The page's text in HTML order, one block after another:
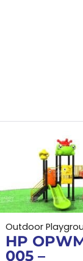
Outdoor
HP
005 –